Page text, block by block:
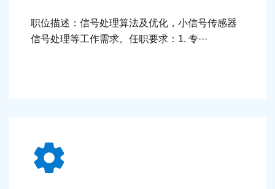
职位描述：信号处理算法及优化，小信号传感器
信号处理等工作需求。任职要求：1. 专···